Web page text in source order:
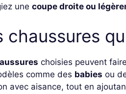
une coupe droite ou
chaussures
choisies peuvent
comme des babies ou
avec aisance, tout en